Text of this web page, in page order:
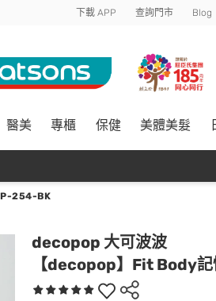
下載 APP 查詢門市 Blog
醫美 專櫃 保健 美體美髮
254-BK
decopop 大可波波
【decopop】Fit Body